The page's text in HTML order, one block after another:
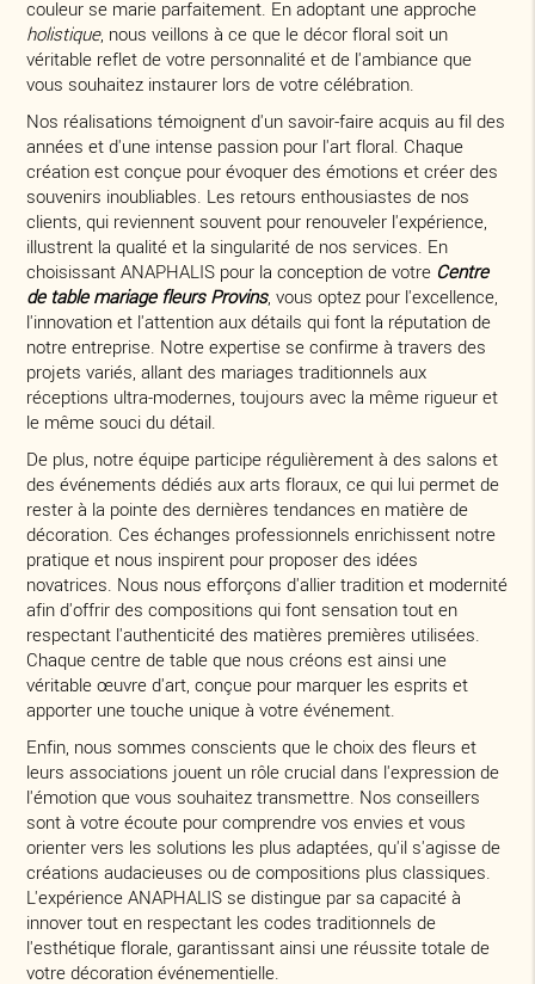
couleur se marie parfaitement. En adoptant une approche
holistique, nous veillons à ce que le décor floral soit un
véritable reflet de votre personnalité et de l'ambiance que
vous souhaitez instaurer lors de votre célébration.
Nos réalisations témoignent d'un savoir-faire acquis au fil des
années et d'une intense passion pour l'art floral. Chaque
création est conçue pour évoquer des émotions et créer des
souvenirs inoubliables. Les retours enthousiastes de nos
clients, qui reviennent souvent pour renouveler l'expérience,
illustrent la qualité et la singularité de nos services. En
choisissant ANAPHALIS pour la conception de votre Centre
de table mariage fleurs Provins, vous optez pour l'excellence,
l'innovation et l'attention aux détails qui font la réputation de
notre entreprise. Notre expertise se confirme à travers des
projets variés, allant des mariages traditionnels aux
réceptions ultra-modernes, toujours avec la même rigueur et
le même souci du détail.
De plus, notre équipe participe régulièrement à des salons et
des événements dédiés aux arts floraux, ce qui lui permet de
rester à la pointe des dernières tendances en matière de
décoration. Ces échanges professionnels enrichissent notre
pratique et nous inspirent pour proposer des idées
novatrices. Nous nous efforçons d'allier tradition et modernité
afin d'offrir des compositions qui font sensation tout en
respectant l'authenticité des matières premières utilisées.
Chaque centre de table que nous créons est ainsi une
véritable œuvre d'art, conçue pour marquer les esprits et
apporter une touche unique à votre événement.
Enfin, nous sommes conscients que le choix des fleurs et
leurs associations jouent un rôle crucial dans l'expression de
l'émotion que vous souhaitez transmettre. Nos conseillers
sont à votre écoute pour comprendre vos envies et vous
orienter vers les solutions les plus adaptées, qu'il s'agisse de
créations audacieuses ou de compositions plus classiques.
L'expérience ANAPHALIS se distingue par sa capacité à
innover tout en respectant les codes traditionnels de
l'esthétique florale, garantissant ainsi une réussite totale de
votre décoration événementielle.